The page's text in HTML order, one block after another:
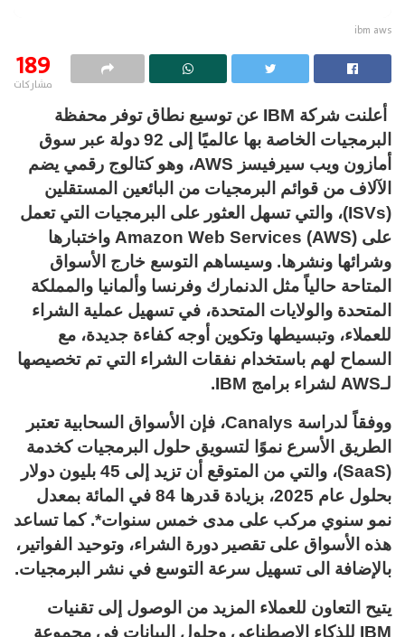
ibm aws
189
مشاركات
أعلنت شركة IBM عن توسيع نطاق توفر محفظة
البرمجيات الخاصة بها عالميًا إلى 92 دولة عبر سوق
أمازون ويب سيرفيسز AWS، وهو كتالوج رقمي يضم
الآلاف من قوائم البرمجيات من البائعين المستقلين
(ISVs)، والتي تسهل العثور على البرمجيات التي تعمل
على Amazon Web Services (AWS) واختبارها
وشرائها ونشرها. وسيساهم التوسع خارج الأسواق
المتاحة حالياً مثل الدنمارك وفرنسا وألمانيا والمملكة
المتحدة والولايات المتحدة، في تسهيل عملية الشراء
للعملاء، وتبسيطها وتكوين أوجه كفاءة جديدة، مع
السماح لهم باستخدام نفقات الشراء التي تم تخصيصها
لـAWS لشراء برامج IBM.
ووفقاً لدراسة Canalys، فإن الأسواق السحابية تعتبر
الطريق الأسرع نموًا لتسويق حلول البرمجيات كخدمة
(SaaS)، والتي من المتوقع أن تزيد إلى 45 بليون دولار
بحلول عام 2025، بزيادة قدرها 84 في المائة بمعدل
نمو سنوي مركب على مدى خمس سنوات*. كما تساعد
هذه الأسواق على تقصير دورة الشراء، وتوحيد الفواتير،
بالإضافة الى تسهيل سرعة التوسع في نشر البرمجيات.
يتيح التعاون للعملاء المزيد من الوصول إلى تقنيات
IBM للذكاء الاصطناعي وحلول البيانات في مجموعة